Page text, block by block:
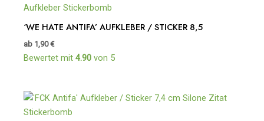
‘WE HATE ANTIFA’ AUFKLEBER / STICKER 8,5
ab 1,90€
Bewertet mit 4.90 von 5